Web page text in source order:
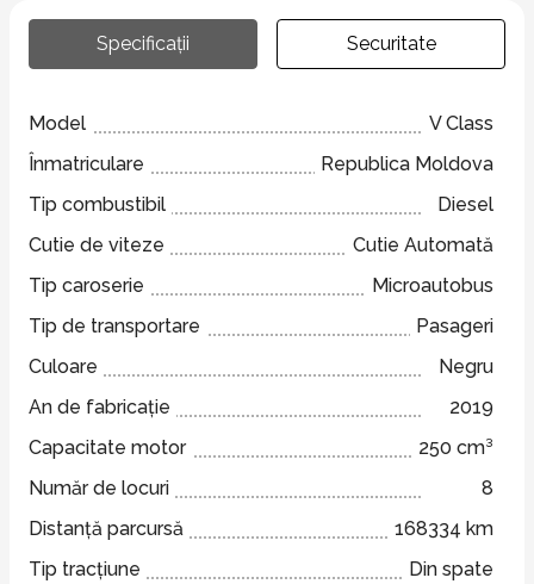
Specificații Securitate
Model
V Class
Înmatriculare
Republica Moldova
Tip combustibil
Diesel
Cutie de viteze
Cutie Automată
Tip caroserie
Microautobus
Tip de transportare
Pasageri
Culoare
Negru
An de fabricație
2019
Capacitate motor
250 cm³
Număr de locuri
8
Distanță parcursă
168334 km
Tip tracțiune
Din spate